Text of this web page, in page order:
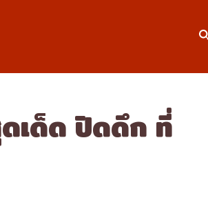
ค้นหาตามพื้นที่
คอลัมน์ความรู้
เด็ด ปิดดึก ที่